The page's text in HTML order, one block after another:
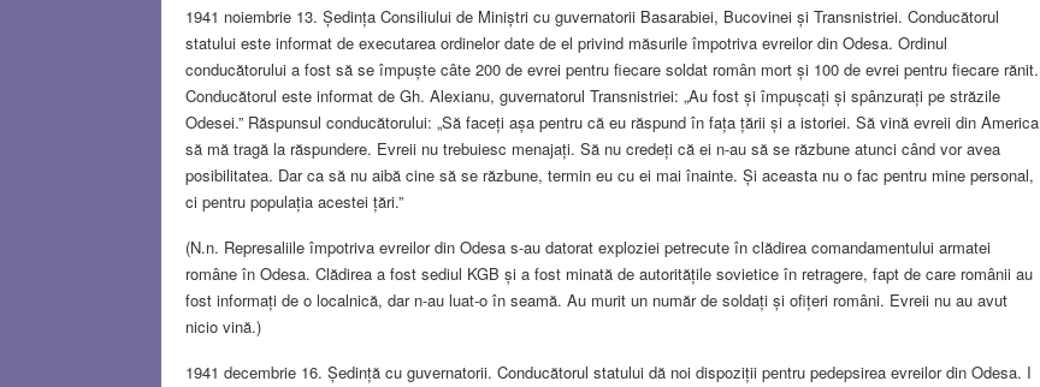
1941 noiembrie 13. Ședința Consiliului de Miniștri cu guvernatorii Basarabiei, Bucovinei și Transnistriei. Conducătorul
statului este informat de executarea ordinelor date de el privind măsurile împotriva evreilor din Odesa. Ordinul
conducătorului a fost să se împuște câte 200 de evrei pentru fiecare soldat român mort și 100 de evrei pentru fiecare rănit.
Conducătorul este informat de Gh. Alexianu, guvernatorul Transnistriei: „Au fost și împușcați și spânzurați pe străzile
Odesei.” Răspunsul conducătorului: „Să faceți așa pentru că eu răspund în fața țării și a istoriei. Să vină evreii din America
să mă tragă la răspundere. Evreii nu trebuiesc menajați. Să nu credeți că ei n-au să se răzbune atunci când vor avea
posibilitatea. Dar ca să nu aibă cine să se răzbune, termin eu cu ei mai înainte. Și aceasta nu o fac pentru mine personal,
ci pentru populația acestei țări.”
(N.n. Represaliile împotriva evreilor din Odesa s-au datorat exploziei petrecute în clădirea comandamentului armatei
române în Odesa. Clădirea a fost sediul KGB și a fost minată de autoritățile sovietice în retragere, fapt de care românii au
fost informați de o localnică, dar n-au luat-o în seamă. Au murit un număr de soldați și ofițeri români. Evreii nu au avut
nicio vină.)
1941 decembrie 16. Ședință cu guvernatorii. Conducătorul statului dă noi dispoziții pentru pedepsirea evreilor din Odesa. I